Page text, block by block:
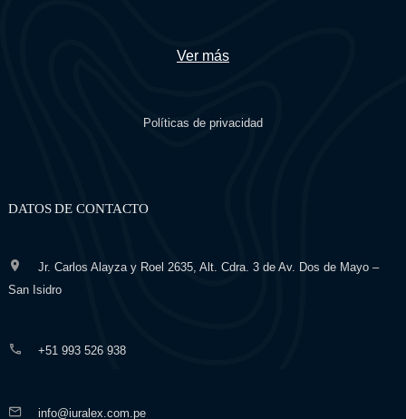
Ver más
Políticas de privacidad
DATOS DE CONTACTO
Jr. Carlos Alayza y Roel 2635, Alt. Cdra. 3 de Av. Dos de Mayo –
San Isidro
+51 993 526 938
info@iuralex.com.pe